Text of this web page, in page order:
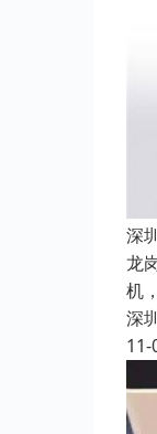
深
龙
机
深
11-